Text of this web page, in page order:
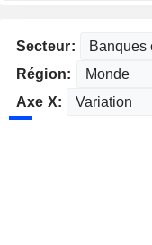
Secteur:
Région:
Axe X: